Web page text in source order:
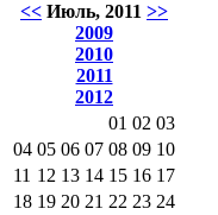
<< Июль, 2011 >>
2009
2010
2011
2012
01 02 03
04 05 06 07 08 09 10
11 12 13 14 15 16 17
18 19 20 21 22 23 24